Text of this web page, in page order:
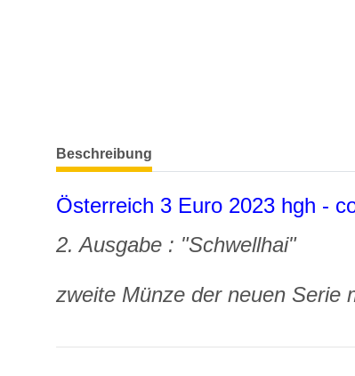
weitere Registerkarten anzeigen
Beschreibung
Österreich 3 Euro 2023 hgh -
2. Ausgabe : "Schwellhai"
zweite Münze der neuen Serie